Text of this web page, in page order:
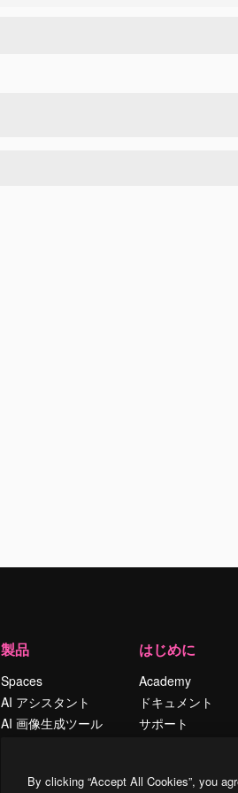
製品
Spaces
AI アシスタント
AI 画像生成ツール
ストックコンテン
はじめに
Academy
ドキュメント
サポート
シー
By clicking “Accept All Cookies”, you